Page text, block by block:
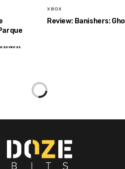
ao vivo as
XBOX
Review: Banishers: